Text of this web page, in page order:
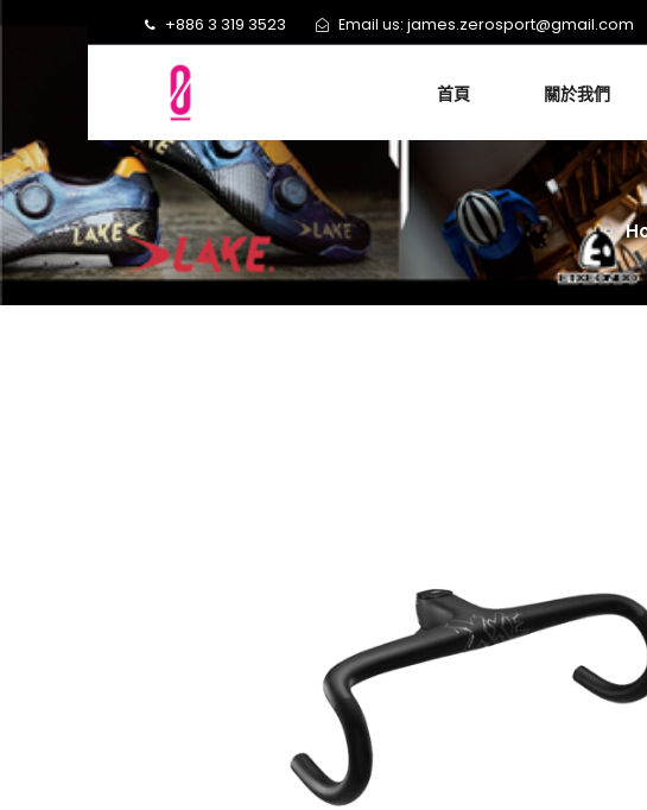
+886 3 319 3523 Email us: james.zerosport@gmail.com
首頁 關於我們